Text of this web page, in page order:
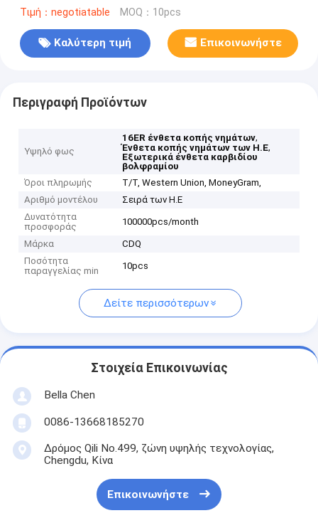
αντίσταση θερμότητας
Τιμή：negotiatable MOQ：10pcs
Καλύτερη τιμή Επικοινωνήστε
Περιγραφή Προϊόντων
Υψηλό φως
16ER ένθετα κοπής νημάτων,
Ένθετα κοπής νημάτων των Η.Ε,
Εξωτερικά ένθετα καρβιδίου
βολφραμίου
Όροι πληρωμής
T/T, Western Union, MoneyGram,
Αριθμό μοντέλου
Σειρά των Η.Ε
Δυνατότητα
προσφοράς
100000pcs/month
Μάρκα
CDQ
Ποσότητα
παραγγελίας min
10pcs
Δείτε περισσότερων
Στοιχεία Επικοινωνίας
Bella Chen
0086-13668185270
Δρόμος Qili No.499, ζώνη υψηλής τεχνολογίας,
Chengdu, Κίνα
Επικοινωνήστε